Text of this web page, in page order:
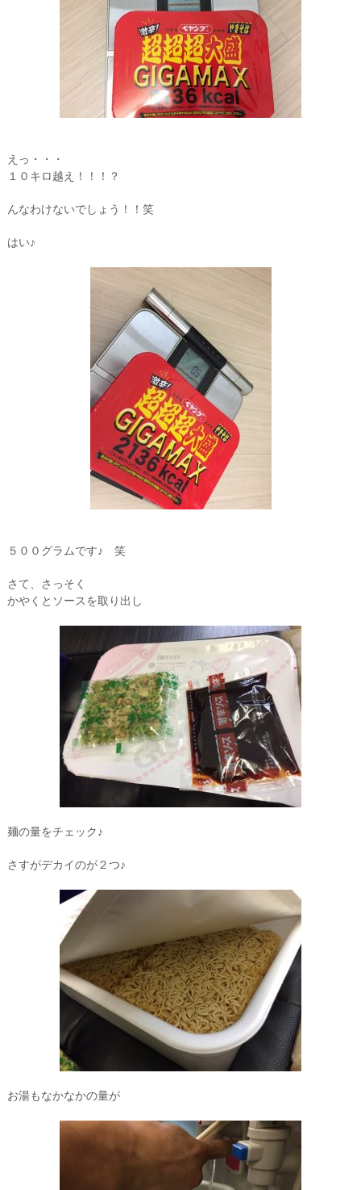
えっ・・・
１０キロ越え！！！？
んなわけないでしょう！！笑
はい♪
５００グラムです♪ 笑
さて、さっそく
かやくとソースを取り出し
麺の量をチェック♪
さすがデカイのが２つ♪
お湯もなかなかの量が